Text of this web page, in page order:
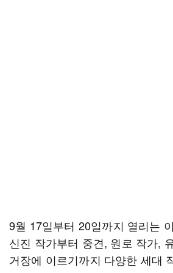
9월 17일부터 20일까지 열리는
신진 작가부터 중견, 원로 작가,
거장에 이르기까지 다양한 세대